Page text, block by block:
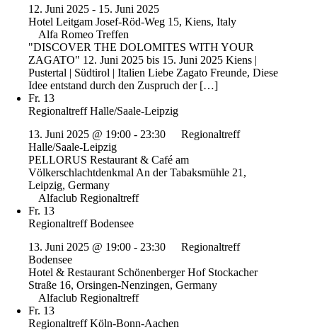
12. Juni 2025 - 15. Juni 2025
Hotel Leitgam Josef-Röd-Weg 15, Kiens, Italy
Alfa Romeo Treffen
"DISCOVER THE DOLOMITES WITH YOUR
ZAGATO" 12. Juni 2025 bis 15. Juni 2025 Kiens |
Pustertal | Südtirol | Italien Liebe Zagato Freunde, Diese
Idee entstand durch den Zuspruch der […]
Fr. 13
Regionaltreff Halle/Saale-Leipzig
13. Juni 2025 @ 19:00 - 23:30
Regionaltreff
Halle/Saale-Leipzig
PELLORUS Restaurant & Café am
Völkerschlachtdenkmal An der Tabaksmühle 21,
Leipzig, Germany
Alfaclub Regionaltreff
Fr. 13
Regionaltreff Bodensee
13. Juni 2025 @ 19:00 - 23:30
Regionaltreff
Bodensee
Hotel & Restaurant Schönenberger Hof Stockacher
Straße 16, Orsingen-Nenzingen, Germany
Alfaclub Regionaltreff
Fr. 13
Regionaltreff Köln-Bonn-Aachen